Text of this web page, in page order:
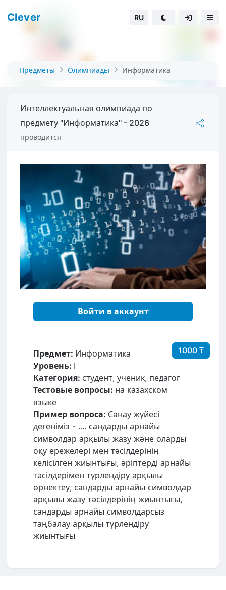
Clever RU
Предметы Олимпиады Информатика
Интеллектуальная олимпиада по
предмету "Информатика" - 2026
проводится
Войти в аккаунт
1000 ₸
Предмет: Информатика
Уровень: I
Категория: студент, ученик, педагог
Тестовые вопросы: на казахском
языке
Пример вопроса: Санау жүйесі
дегеніміз - .... сандарды арнайы
символдар арқылы жазу жəне оларды
оқу ережелері мен тəсілдерінің
келісілген жиынтығы, əріптерді арнайы
тəсілдерімен түрлендіру арқылы
өрнектеу, сандарды арнайы символдар
арқылы жазу тəсілдерінің жиынтығы,
сандарды арнайы символдарсыз
таңбалау арқылы түрлендіру
жиынтығы